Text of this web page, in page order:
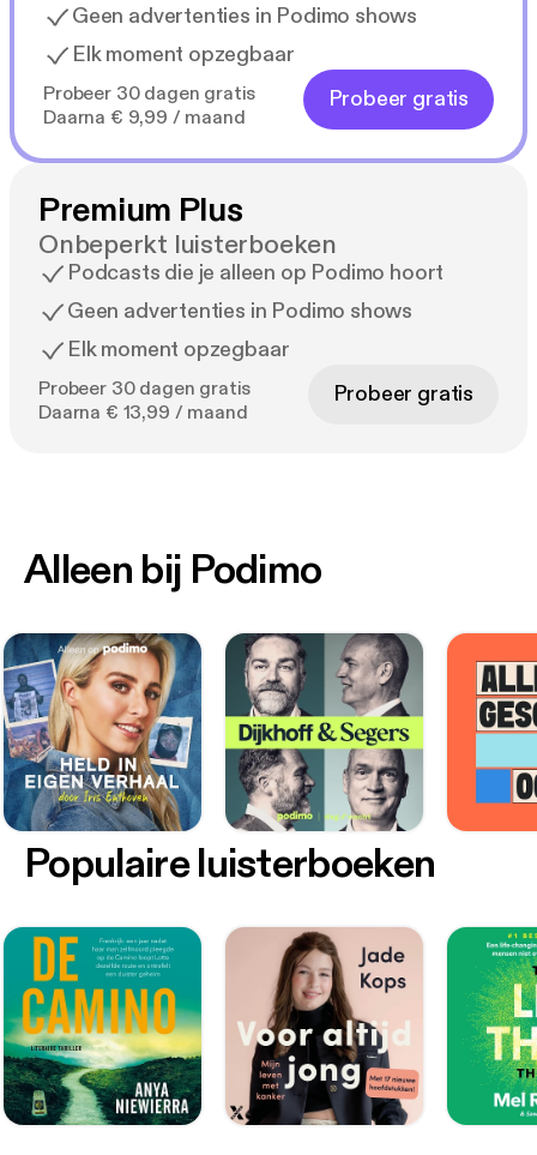
Geen advertenties in Podimo shows
Elk moment opzegbaar
Probeer 30 dagen gratis
Daarna € 9,99 / maand
Probeer gratis
Premium Plus
Onbeperkt luisterboeken
Podcasts die je alleen op Podimo hoort
Geen advertenties in Podimo shows
Elk moment opzegbaar
Probeer 30 dagen gratis
Daarna € 13,99 / maand
Probeer gratis
Alleen bij Podimo
Populaire luisterboeken